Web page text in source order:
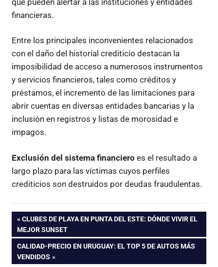
financieras.
Entre los principales inconvenientes relacionados
con el daño del historial crediticio destacan la
imposibilidad de acceso a numerosos instrumentos
y servicios financieros, tales como créditos y
préstamos, el incremento de las limitaciones para
abrir cuentas en diversas entidades bancarias y la
inclusión en registros y listas de morosidad e
impagos.
Exclusión del sistema financiero es el resultado a
largo plazo para las víctimas cuyos perfiles
crediticios son destruidos por deudas fraudulentas.
Navegación
de
ENTRADA
ANTERIOR:
CLUBES DE PLAYA EN PUNTA DEL ESTE: DÓNDE VIVIR EL
MEJOR SUNSET
ENTRADA
SIGUIENTE:
CALIDAD-PRECIO EN URUGUAY: EL TOP 5 DE AUTOS MÁS
VENDIDOS